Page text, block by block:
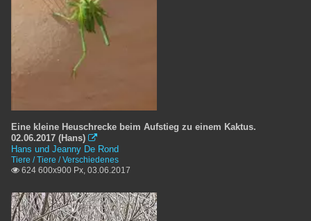
Eine kleine Heuschrecke beim Aufstieg zu einem Kaktus.
02.06.2017 (Hans) 
Hans und Jeanny De Rond
Tiere / Tiere / Verschiedenes
 624 600x900 Px, 03.06.2017